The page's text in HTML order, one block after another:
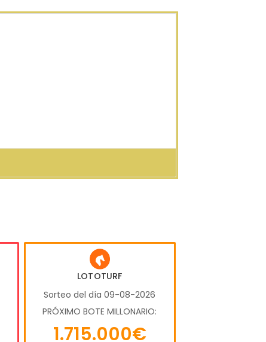
LOTOTURF
Sorteo del día 09-08-2026
PRÓXIMO BOTE MILLONARIO:
1.715.000€